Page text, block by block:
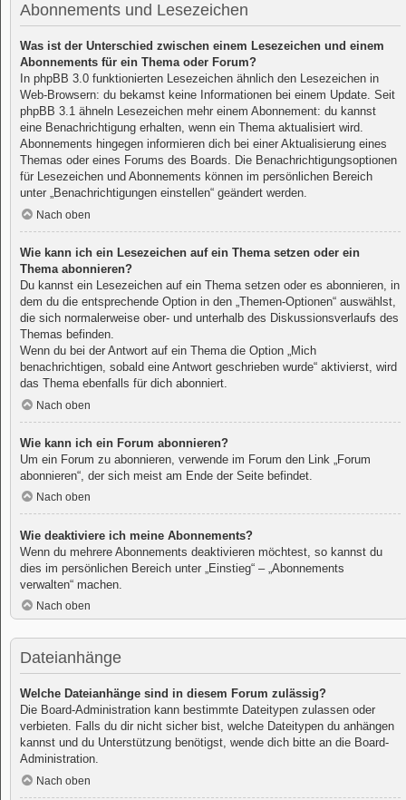
Abonnements und Lesezeichen
Was ist der Unterschied zwischen einem Lesezeichen und einem
Abonnements für ein Thema oder Forum?
In phpBB 3.0 funktionierten Lesezeichen ähnlich den Lesezeichen in
Web-Browsern: du bekamst keine Informationen bei einem Update. Seit
phpBB 3.1 ähneln Lesezeichen mehr einem Abonnement: du kannst
eine Benachrichtigung erhalten, wenn ein Thema aktualisiert wird.
Abonnements hingegen informieren dich bei einer Aktualisierung eines
Themas oder eines Forums des Boards. Die Benachrichtigungsoptionen
für Lesezeichen und Abonnements können im persönlichen Bereich
unter „Benachrichtigungen einstellen“ geändert werden.
Nach oben
Wie kann ich ein Lesezeichen auf ein Thema setzen oder ein
Thema abonnieren?
Du kannst ein Lesezeichen auf ein Thema setzen oder es abonnieren, in
dem du die entsprechende Option in den „Themen-Optionen“ auswählst,
die sich normalerweise ober- und unterhalb des Diskussionsverlaufs des
Themas befinden.
Wenn du bei der Antwort auf ein Thema die Option „Mich
benachrichtigen, sobald eine Antwort geschrieben wurde“ aktivierst, wird
das Thema ebenfalls für dich abonniert.
Nach oben
Wie kann ich ein Forum abonnieren?
Um ein Forum zu abonnieren, verwende im Forum den Link „Forum
abonnieren“, der sich meist am Ende der Seite befindet.
Nach oben
Wie deaktiviere ich meine Abonnements?
Wenn du mehrere Abonnements deaktivieren möchtest, so kannst du
dies im persönlichen Bereich unter „Einstieg“ – „Abonnements
verwalten“ machen.
Nach oben
Dateianhänge
Welche Dateianhänge sind in diesem Forum zulässig?
Die Board-Administration kann bestimmte Dateitypen zulassen oder
verbieten. Falls du dir nicht sicher bist, welche Dateitypen du anhängen
kannst und du Unterstützung benötigst, wende dich bitte an die Board-
Administration.
Nach oben